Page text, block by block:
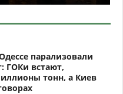
парализовали
ГОКи встают,
тонн, а Киев